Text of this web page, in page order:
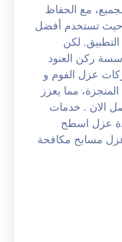
مع الحفاظ
تستخدم أفضل
لكن
ركن العنود
عزل الفوم و
مما يعزز
الان . خدمات
عزل اسطح
مسابح مكافحة